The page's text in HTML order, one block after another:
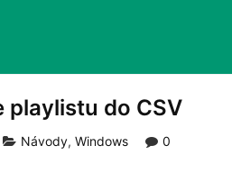
playlistu do CSV
Návody,Windows
0